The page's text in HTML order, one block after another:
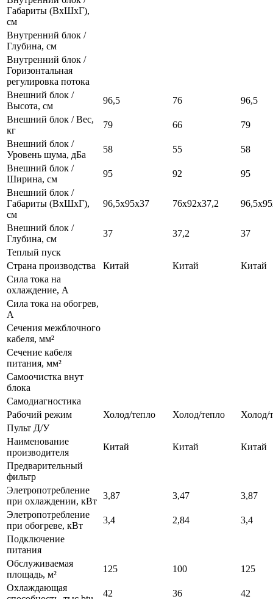
Габариты (ВхШхГ),
см
Внутренний блок /
Глубина, см
Внутренний блок /
Горизонтальная
регулировка потока
Внешний блок /
Высота, см
96,5 76
96,5
Внешний блок / Вес,
кг
79 66
79
Внешний блок /
Уровень шума, дБа
58 55
58
Внешний блок /
Ширина, см
95 92
95
Внешний блок /
Габариты (ВхШхГ),
см
96,5х95x37 76x92x37,2
Внешний блок /
Глубина, см
37 37,2
37
Теплый пуск
Страна производства
Китай Китай
Китай
Сила тока на
охлаждение, А
Сила тока на обогрев,
А
Сечения межблочного
кабеля, мм²
Сечение кабеля
питания, мм²
Самоочистка внут
блока
Самодиагностика
Рабочий режим
Холод/тепло Холод/тепло
Холод/
Пульт Д/У
Наименование
производителя
Китай Китай
Китай
Предварительный
фильтр
Элетропотребление
при охлаждении, кВт
3,87 3,47
3,87
Элетропотребление
при обогреве, кВт
3,4 2,84
3,4
Подключение
питания
Обслуживаемая
площадь, м²
125 100
125
Охлаждающая
42 36
42